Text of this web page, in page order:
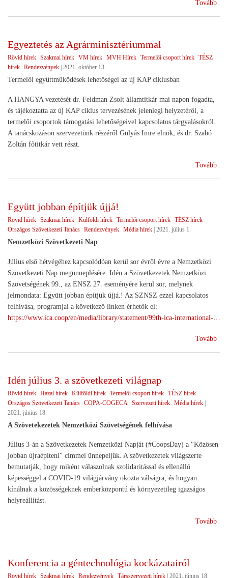
Tovább
Egyeztetés az Agrárminisztériummal
Rövid hírek Szakmai hírek VM hírek MVH Hírek Termelői csoport hírek TÉSZ
hírek Rendezvények 2021. október 13.
Termelői együttműködések lehetőségei az új KAP ciklusban
A HANGYA vezetését dr. Feldman Zsolt államtitkár mai napon fogadta,
és tájékoztatta az új KAP ciklus tervezésének jelenlegi helyzetéről, a
termelői csoportok támogatási lehetőségeivel kapcsolatos tárgyalásokról.
A tanácskozáson szervezetünk részéről Gulyás Imre elnök, és dr. Szabó
Zoltán főtitkár vett részt.
Tovább
Együtt jobban építjük újjá!
Rövid hírek Szakmai hírek Külföldi hírek Termelői csoport hírek TÉSZ hírek
Országos Szövetkezeti Tanács Rendezvények Média hírek 2021. július 1.
Nemzetközi Szövetkezeti Nap
Július első hétvégéhez kapcsolódóan kerül sor évről évre a Nemzetközi
Szövetkezeti Nap megünneplésére. Idén a Szövetkezetek Nemzetközi
Szövetségének 99., az ENSZ 27. eseményére kerül sor, melynek
jelmondata: Együtt jobban építjük újjá.! Az SZNSZ ezzel kapcsolatos
felhívása, programjai a következő linken érhetők el:
https://www.ica.coop/en/media/library/statement/99th-ica-international-…
Tovább
Idén július 3. a szövetkezeti világnap
Rövid hírek Hazai hírek Külföldi hírek Termelői csoport hírek TÉSZ hírek
Országos Szövetkezeti Tanács COPA-COGECA Szervezeti hírek Média hírek |
2021. június 18.
A Szövetekezetek Nemzetközi Szövetségének felhívása
Július 3-án a Szövetkezetek Nemzetközi Napját (#CoopsDay) a "Közösen
jobban újraépíteni" címmel ünnepeljük. A szövetkezetek világszerte
bemutatják, hogy miként válaszolnak szolidaritással és ellenálló
képességgel a COVID-19 világjárvány okozta válságra, és hogyan
kínálnak a közösségeknek emberközpontú és környezetileg igazságos
helyreállítást.
Tovább
Konferencia a géntechnológia kockázatairól
Rövid hírek Szakmai hírek Rendezvények Társszervezeti hírek 2021. június 18.